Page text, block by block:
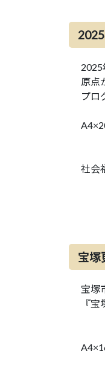
原点
プロ
社会
宝塚
宝塚
『